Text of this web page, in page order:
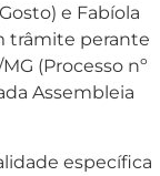
e Fabíola
trâmite perante
(Processo nº
Assembleia
específica